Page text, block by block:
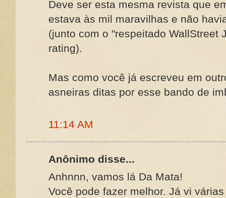
Deve ser esta mesma revista que
estava às mil maravilhas e não
(junto com o "respeitado WallStreet
rating).
Mas como você já escreveu em
asneiras ditas por esse bando de
11:14 AM
Anônimo disse...
Anhnnn, vamos lá Da Mata!
Você pode fazer melhor. Já vi